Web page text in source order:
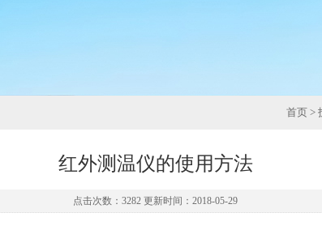
首页 >
红外测温仪的使用方法
点击次数：3282 更新时间：2018-05-29